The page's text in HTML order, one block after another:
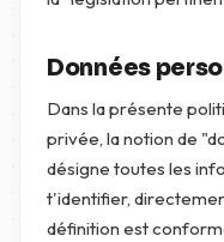
Données
Dans la présente
privée, la notion de
désigne toutes les
t'identifier,
définition est